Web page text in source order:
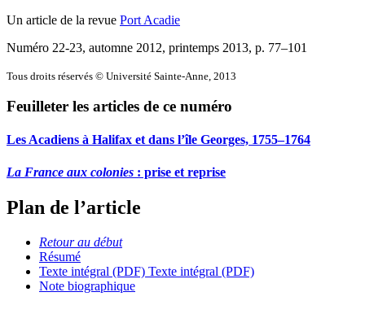
Un article de la revue Port Acadie
Numéro 22-23, automne 2012, printemps 2013, p. 77–101
Tous droits réservés © Université Sainte-Anne, 2013
Feuilleter les articles de ce numéro
Les Acadiens à Halifax et dans l’île Georges, 1755–1764
La France aux colonies : prise et reprise
Plan de l’article
Retour au début
Résumé
Texte intégral (PDF) Texte intégral (PDF)
Note biographique